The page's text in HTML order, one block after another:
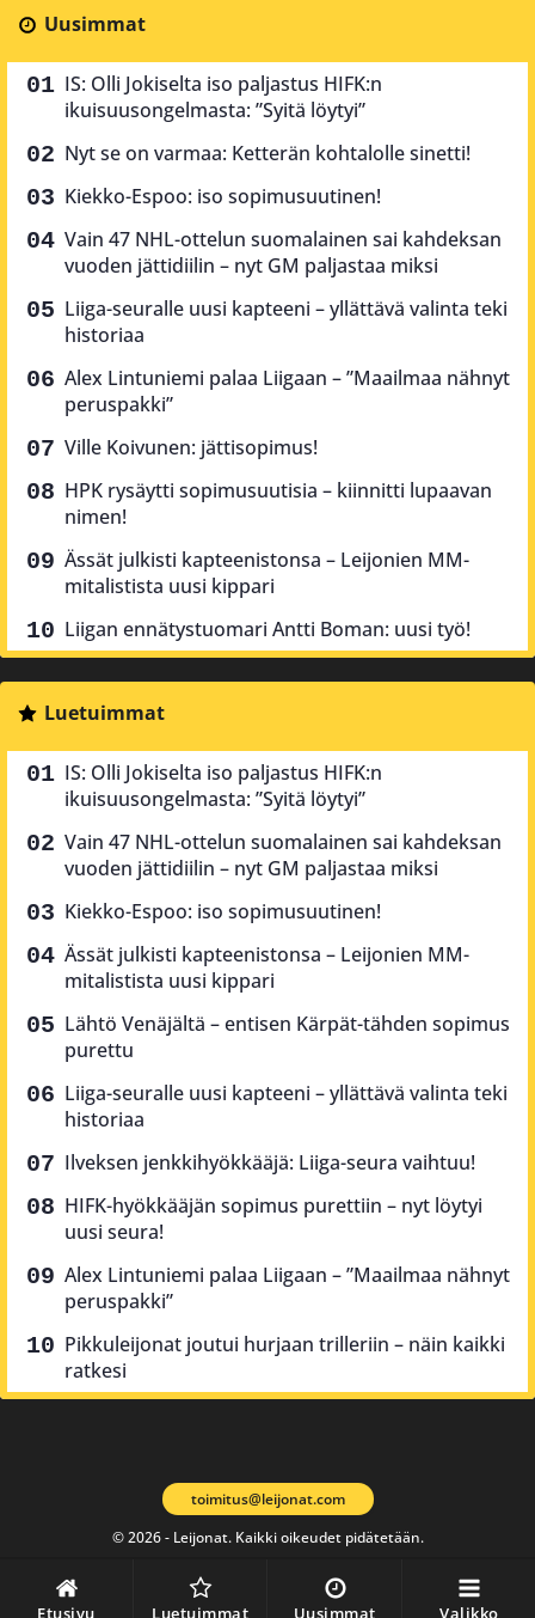
Etusivu Luetuimmat Uusimmat Valikko
Uusimmat
IS: Olli Jokiselta iso paljastus HIFK:n
ikuisuusongelmasta: ”Syitä löytyi”
Nyt se on varmaa: Ketterän kohtalolle sinetti!
Kiekko-Espoo: iso sopimusuutinen!
Vain 47 NHL-ottelun suomalainen sai kahdeksan
vuoden jättidiilin – nyt GM paljastaa miksi
Liiga-seuralle uusi kapteeni – yllättävä valinta teki
historiaa
Alex Lintuniemi palaa Liigaan – ”Maailmaa nähnyt
peruspakki”
Ville Koivunen: jättisopimus!
HPK rysäytti sopimusuutisia – kiinnitti lupaavan
nimen!
Ässät julkisti kapteenistonsa – Leijonien MM-
mitalistista uusi kippari
Liigan ennätystuomari Antti Boman: uusi työ!
Luetuimmat
IS: Olli Jokiselta iso paljastus HIFK:n
ikuisuusongelmasta: ”Syitä löytyi”
Vain 47 NHL-ottelun suomalainen sai kahdeksan
vuoden jättidiilin – nyt GM paljastaa miksi
Kiekko-Espoo: iso sopimusuutinen!
Ässät julkisti kapteenistonsa – Leijonien MM-
mitalistista uusi kippari
Lähtö Venäjältä – entisen Kärpät-tähden sopimus
purettu
Liiga-seuralle uusi kapteeni – yllättävä valinta teki
historiaa
Ilveksen jenkkihyökkääjä: Liiga-seura vaihtuu!
HIFK-hyökkääjän sopimus purettiin – nyt löytyi
uusi seura!
Alex Lintuniemi palaa Liigaan – ”Maailmaa nähnyt
peruspakki”
Pikkuleijonat joutui hurjaan trilleriin – näin kaikki
ratkesi
© 2026 - Leijonat. Kaikki oikeudet pidätetään.
toimitus@leijonat.com